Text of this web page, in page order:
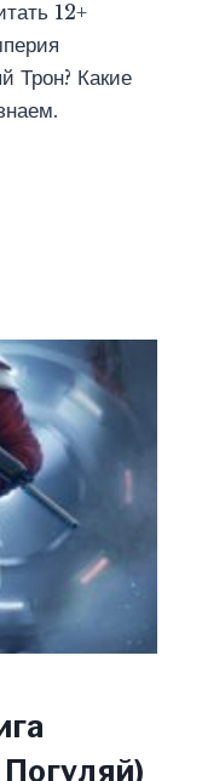
12+
Трон? Какие